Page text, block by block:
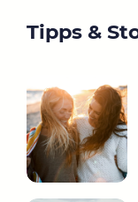
Tipps &